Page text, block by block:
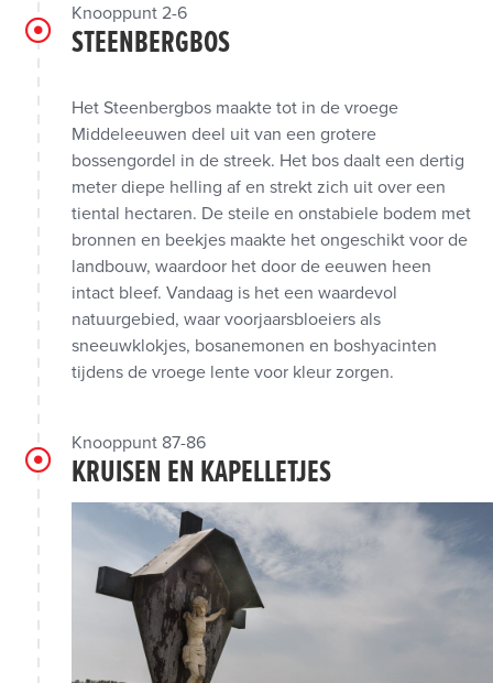
Knooppunt 2-6
STEENBERGBOS
Het Steenbergbos maakte tot in de vroege
Middeleeuwen deel uit van een grotere
bossengordel in de streek. Het bos daalt een dertig
meter diepe helling af en strekt zich uit over een
tiental hectaren. De steile en onstabiele bodem met
bronnen en beekjes maakte het ongeschikt voor de
landbouw, waardoor het door de eeuwen heen
intact bleef. Vandaag is het een waardevol
natuurgebied, waar voorjaarsbloeiers als
sneeuwklokjes, bosanemonen en boshyacinten
tijdens de vroege lente voor kleur zorgen.
Knooppunt 87-86
KRUISEN EN KAPELLETJES